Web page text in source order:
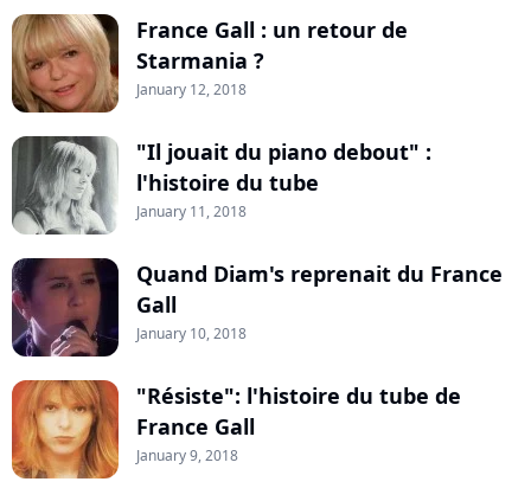
France Gall : un retour de
Starmania ?
January 12, 2018
"Il jouait du piano debout" :
l'histoire du tube
January 11, 2018
Quand Diam's reprenait du France
Gall
January 10, 2018
"Résiste": l'histoire du tube de
France Gall
January 9, 2018